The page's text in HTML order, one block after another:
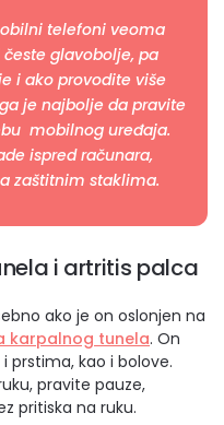
telefoni veoma
glavobolje, pa
i ako provodite više
je najbolje da pravite
mobilnog uređaja.
ispred računara,
zaštitnim staklima.
i artritis palca
ako je on oslonjen na
karpalnog tunela. On
prstima, kao i bolove.
pravite pauze,
pritiska na ruku.